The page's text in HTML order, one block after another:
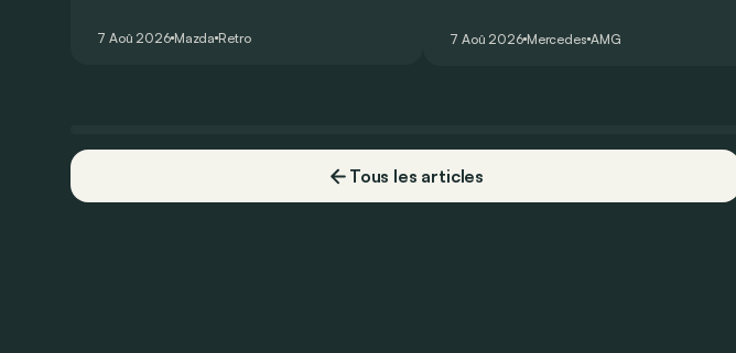
7 Aoû 2026 Mazda Retro 7 Aoû 2026 Mercedes AMG
Tous les articles